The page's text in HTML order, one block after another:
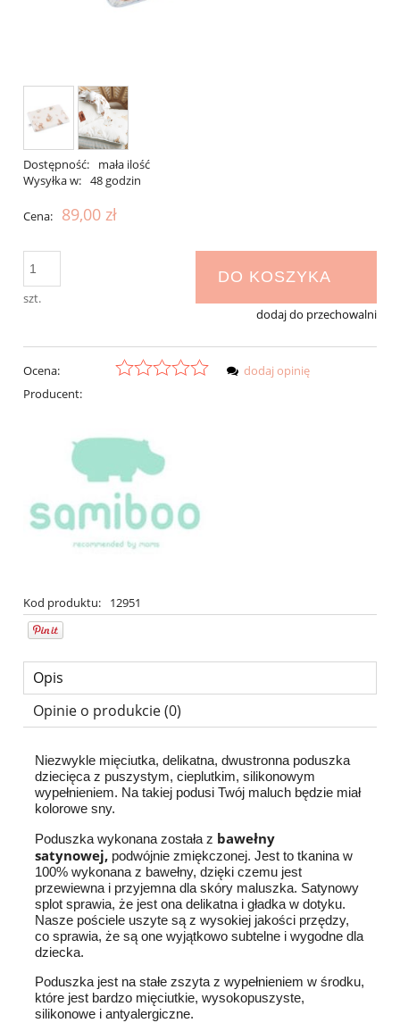
Dostępność:
mała ilość
Wysyłka w: 48 godzin
Cena: 89,00 zł
szt.
DO KOSZYKA
dodaj do przechowalni
Ocena:
Producent:
Kod produktu: 12951
dodaj opinię
Opis
Opinie o produkcie (0)
Niezwykle mięciutka, delikatna, dwustronna poduszka
dziecięca z puszystym, cieplutkim, silikonowym
wypełnieniem. Na takiej podusi Twój maluch będzie miał
kolorowe sny.
Poduszka wykonana została z bawełny
satynowej, podwójnie zmiękczonej. Jest to tkanina w
100% wykonana z bawełny, dzięki czemu jest
przewiewna i przyjemna dla skóry maluszka. Satynowy
splot sprawia, że jest ona delikatna i gładka w dotyku.
Nasze pościele uszyte są z wysokiej jakości przędzy,
co sprawia, że są one wyjątkowo subtelne i wygodne dla
dziecka.
Poduszka jest na stałe zszyta z wypełnieniem w środku,
które jest bardzo mięciutkie, wysokopuszyste,
silikonowe i antyalergiczne.